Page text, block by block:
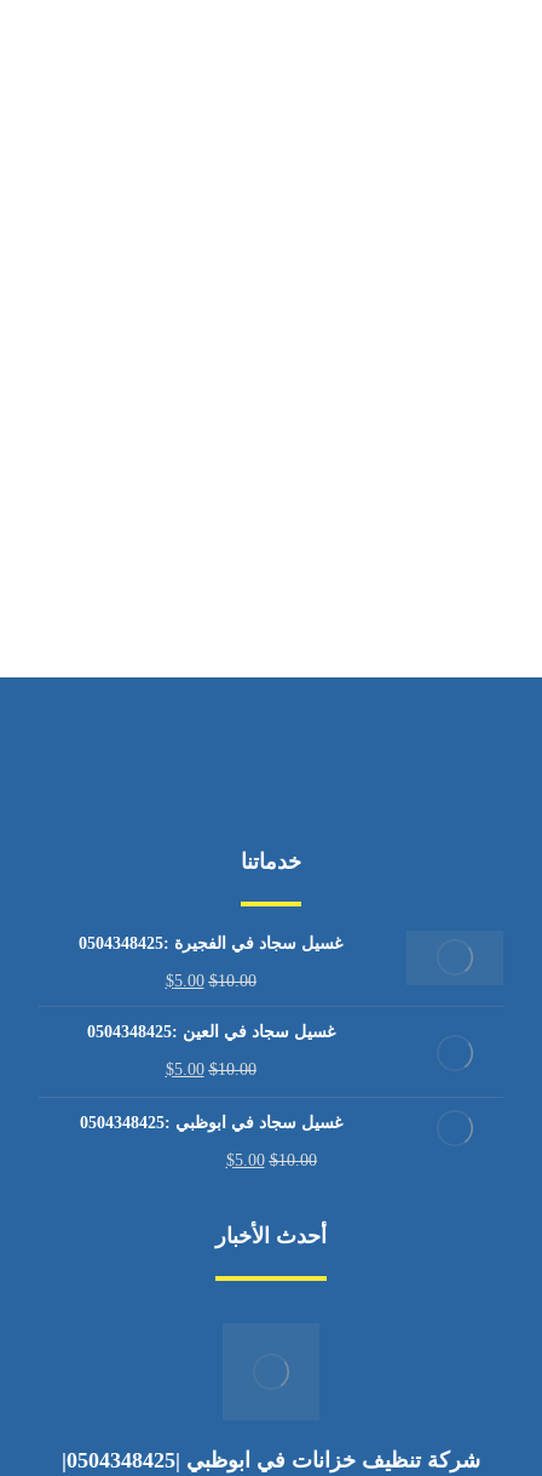
خدماتنا
غسيل سجاد في الفجيرة :0504348425
$10.00
$5.00
غسيل سجاد في العين :0504348425
$10.00
$5.00
غسيل سجاد في ابوظبي :0504348425
$10.00
$5.00
أحدث الأخبار
شركة تنظيف خزانات في ابوظبي |0504348425|